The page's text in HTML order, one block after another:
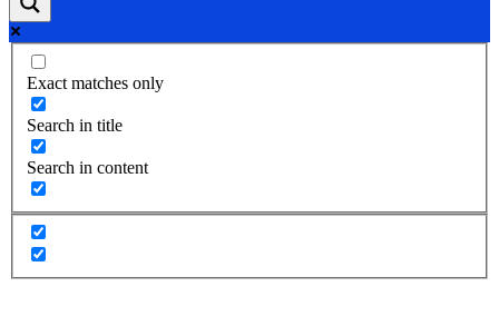
Exact matches only
Search in title
Search in content